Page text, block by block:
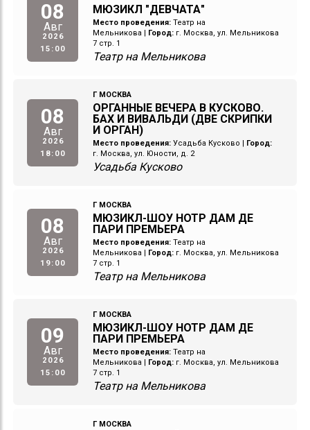
08
Авг
2026
15:00
МЮЗИКЛ "ДЕВЧАТА"
Место проведения: Театр на
Мельникова
Город: г. Москва, ул. Мельникова
7 стр. 1
Театр на Мельникова
08
Авг
2026
18:00
Г МОСКВА
ОРГАННЫЕ ВЕЧЕРА В КУСКОВО.
БАХ И ВИВАЛЬДИ (ДВЕ СКРИПКИ
И ОРГАН)
Место проведения: Усадьба Кусково
Город:
г. Москва, ул. Юности, д. 2
Усадьба Кусково
08
Авг
2026
19:00
Г МОСКВА
МЮЗИКЛ-ШОУ НОТР ДАМ ДЕ
ПАРИ ПРЕМЬЕРА
Место проведения: Театр на
Мельникова
Город: г. Москва, ул. Мельникова
7 стр. 1
Театр на Мельникова
09
Авг
2026
15:00
Г МОСКВА
МЮЗИКЛ-ШОУ НОТР ДАМ ДЕ
ПАРИ ПРЕМЬЕРА
Место проведения: Театр на
Мельникова
Город: г. Москва, ул. Мельникова
7 стр. 1
Театр на Мельникова
Г МОСКВА